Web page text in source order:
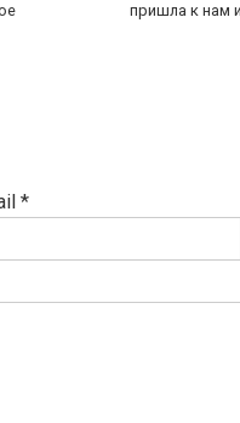
пришла к нам
*